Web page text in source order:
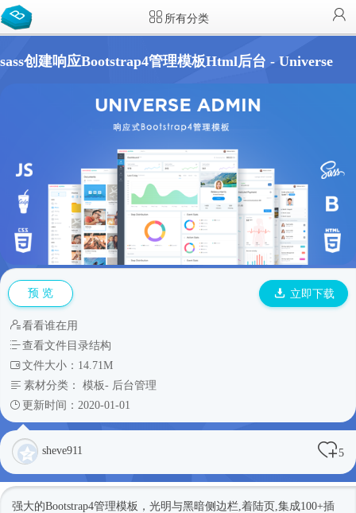
所有分类
sass创建响应Bootstrap4管理模板Html后台 - Universe
预 览 立即下载
看看谁在用
查看文件目录结构
文件大小：14.71M
素材分类： 模板- 后台管理
更新时间：2020-01-01
sheve911 5
强大的Bootstrap4管理模板，光明与黑暗侧边栏,着陆页,集成100+插